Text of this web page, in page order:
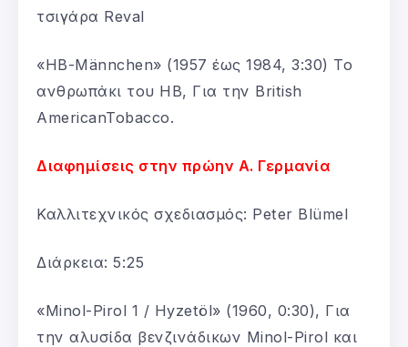
τσιγάρα Reval
«HB-Männchen» (1957 έως 1984, 3:30) Το
ανθρωπάκι του HB, Για την British
AmericanTobacco.
Διαφημίσεις στην πρώην Α. Γερμανία
Καλλιτεχνικός σχεδιασμός: Peter Blümel
Διάρκεια: 5:25
«Minol-Pirol 1 / Hyzetöl» (1960, 0:30), Για
την αλυσίδα βενζινάδικων Minol-Pirol και